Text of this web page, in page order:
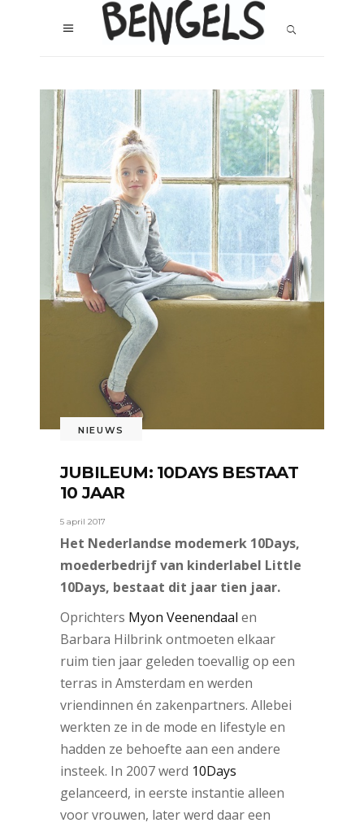
NIEUWS
JUBILEUM: 10DAYS BESTAAT
10 JAAR
5 april 2017
Het Nederlandse modemerk 10Days,
moederbedrijf van kinderlabel Little
10Days, bestaat dit jaar tien jaar.
Oprichters Myon Veenendaal en
Barbara Hilbrink ontmoeten elkaar
ruim tien jaar geleden toevallig op een
terras in Amsterdam en werden
vriendinnen én zakenpartners. Allebei
werkten ze in de mode en lifestyle en
hadden ze behoefte aan een andere
insteek. In 2007 werd 10Days
gelanceerd, in eerste instantie alleen
voor vrouwen, later werd daar een